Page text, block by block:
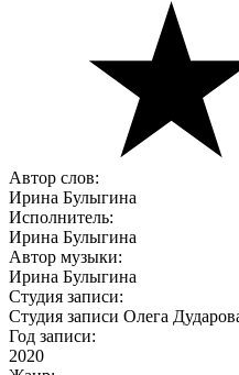
Автор слов:
Ирина Булыгина
Исполнитель:
Ирина Булыгина
Автор музыки:
Ирина Булыгина
Студия записи:
Студия записи Олега
Год записи:
2020